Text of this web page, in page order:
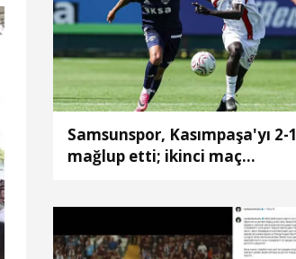
Samsunspor, Kasımpaşa'yı 2-1
mağlup etti; ikinci maç